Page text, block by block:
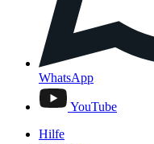
WhatsApp
YouTube
Hilfe